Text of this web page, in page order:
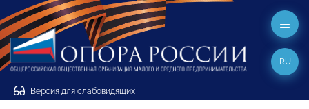
Версия для слабовидящих
RU